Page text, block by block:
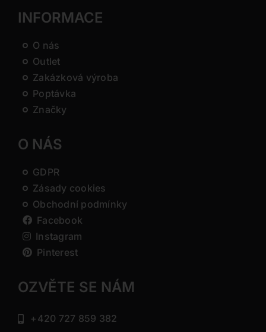
INFORMACE
O nás
Outlet
Zakázková výroba
Poptávka
Značky
O NÁS
GDPR
Zásady cookies
Obchodní podmínky
Facebook
Instagram
Pinterest
OZVĚTE SE NÁM
+420 727 859 382